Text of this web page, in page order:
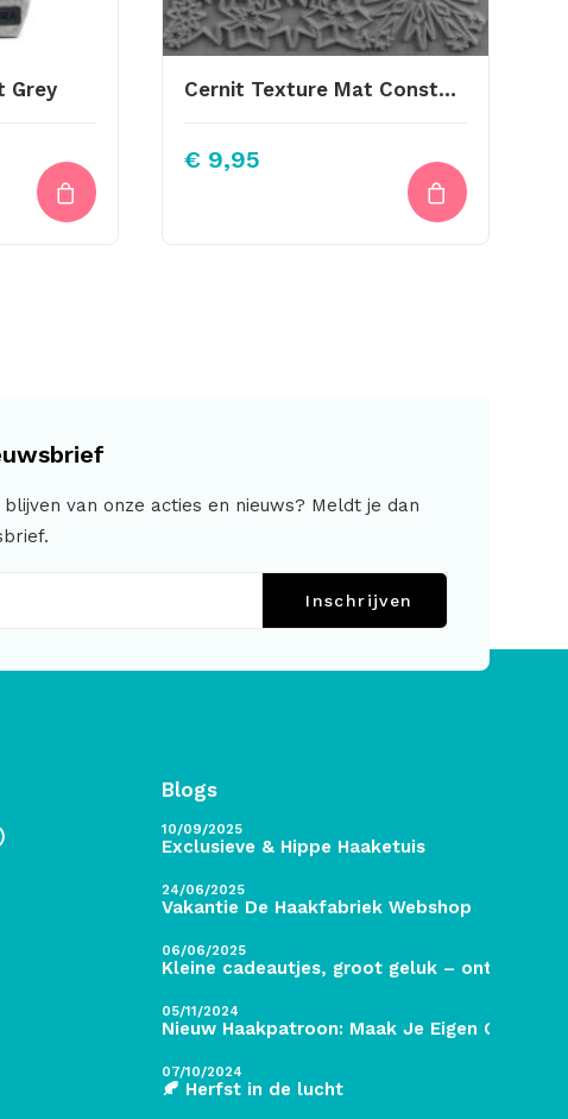
Grey
Huidige
prijs
€ 20,00.
Cernit Texture Mat Constellatrion
€ 9,95
van onze acties en nieuws? Meldt je dan
Inschrijven
Blogs
10/09/2025
Exclusieve & Hippe Haaketuis
24/06/2025
Vakantie De Haakfabriek Webshop
06/06/2025
Kleine cadeautjes, groot geluk – ontdek de
05/11/2024
Nieuw Haakpatroon: Maak Je Eigen Gave
07/10/2024
🍂 Herfst in de lucht